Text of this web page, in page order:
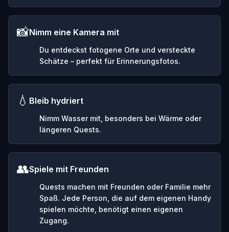
📸Nimm eine Kamera mit
Du entdeckst fotogene Orte und versteckte
Schätze – perfekt für Erinnerungsfotos.
💧 Bleib hydriert
Nimm Wasser mit, besonders bei Wärme oder
längeren Quests.
👥Spiele mit Freunden
Quests machen mit Freunden oder Familie mehr
Spaß. Jede Person, die auf dem eigenen Handy
spielen möchte, benötigt einen eigenen
Zugang.